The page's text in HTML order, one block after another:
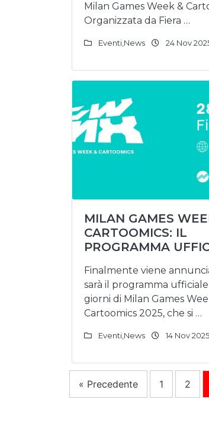
Milan Games Week &
Organizzata da Fiera …
Eventi News 24 Nov
MILAN GAMES
CARTOOMICS: IL
PROGRAMMA
Finalmente viene
sarà il programma
giorni di Milan Games
Cartoomics 2025, che si …
Eventi News 14 Nov 2025
« Precedente 1 2